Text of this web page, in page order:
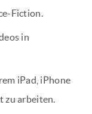
Fiction.
in
iPad, iPhone
zu arbeiten.